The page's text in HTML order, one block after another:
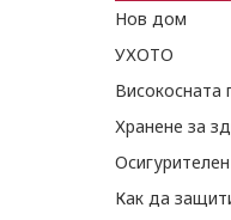
Нов дом
УХОТО
Хранене за
Как да